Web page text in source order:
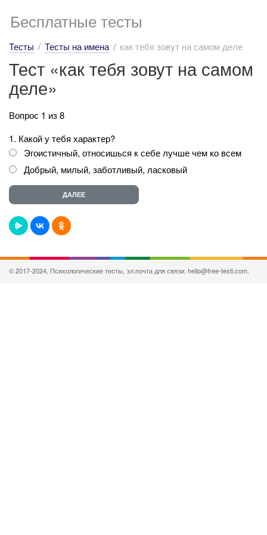
Бесплатные тесты
Тесты Тесты на имена как тебя зовут на самом деле
Тест «как тебя зовут на самом
деле»
Вопрос 1 из 8
1. Какой у тебя характер?
Эгоистичный, относишься к себе лучше чем ко всем
Добрый, милый, заботливый, ласковый
© 2017-2024, Психологические тесты, эл.почта для связи: hello@free-testi.com.